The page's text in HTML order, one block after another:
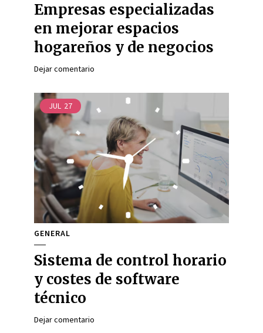
Empresas especializadas
en mejorar espacios
hogareños y de negocios
Dejar comentario
JUL 27
GENERAL
Sistema de control horario
y costes de software
técnico
Dejar comentario